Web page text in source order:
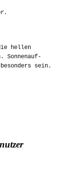
hellen
Sonnenauf-
sein.